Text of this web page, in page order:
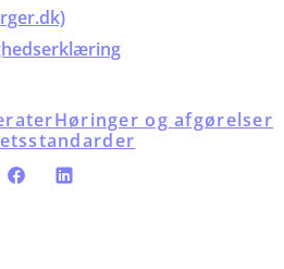
Høringer og afgørelser